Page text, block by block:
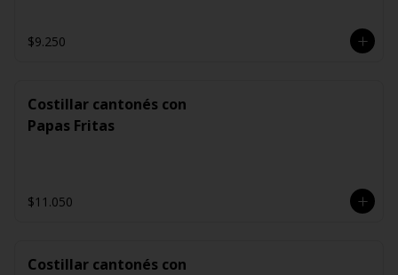
$9.250
Costillar cantonés con
Papas Fritas
$11.050
Costillar cantonés con